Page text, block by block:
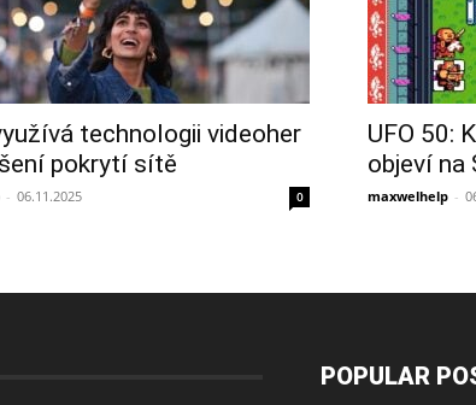
technologii videoher
pokrytí sítě
- 06.11.2025 0
UFO 50:
objeví na
maxwelhelp -
POPULAR